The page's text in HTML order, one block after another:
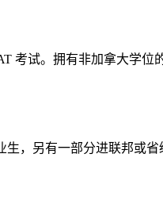
考试。拥有非加拿大学位
，另有一部分进联邦或